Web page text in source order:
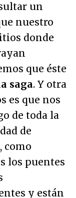
un
nuestro
donde
que éste
saga. Y otra
es que nos
de toda la
de
, como
los puentes
y están